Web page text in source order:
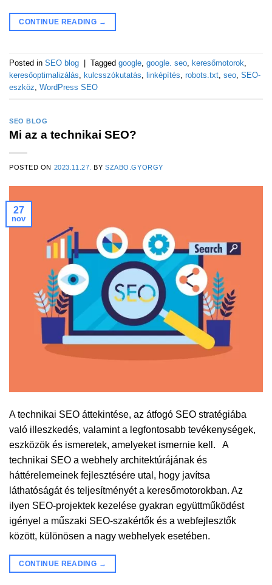
CONTINUE READING →
Posted in SEO blog Tagged google google. seo keresőmotorok
keresőoptimalizálás
kulcsszókutatás linképítés robots.txt seo SEO-
eszköz WordPress SEO
SEO BLOG
Mi az a technikai SEO?
POSTED ON 2023.11.27. BYSZABO.GYORGY
27
nov
A technikai SEO áttekintése, az átfogó SEO stratégiába
való illeszkedés, valamint a legfontosabb tevékenységek,
eszközök és ismeretek, amelyeket ismernie kell. A
technikai SEO a webhely architektúrájának és
háttérelemeinek fejlesztésére utal, hogy javítsa
láthatóságát és teljesítményét a keresőmotorokban. Az
ilyen SEO-projektek kezelése gyakran együttműködést
igényel a műszaki SEO-szakértők és a webfejlesztők
között, különösen a nagy webhelyek esetében.
CONTINUE READING →